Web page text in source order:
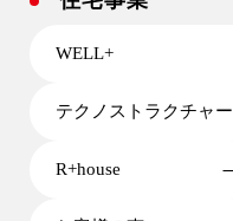
WELL+
テクノストラクチャー
R+house